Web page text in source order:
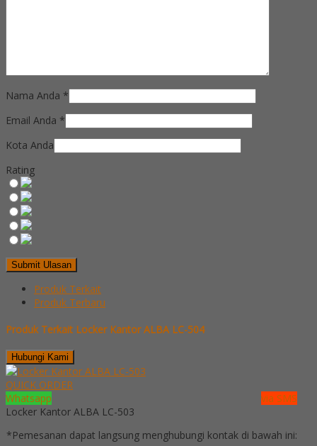
Nama Anda *
Email Anda *
Kota Anda
Rating
Produk Terkait
Produk Terbaru
Produk Terkait Locker Kantor ALBA LC-504
Hubungi Kami
QUICK ORDER
Whatsapp
via SMS
Locker Kantor ALBA LC-503
*Pemesanan dapat langsung menghubungi kontak di bawah ini: